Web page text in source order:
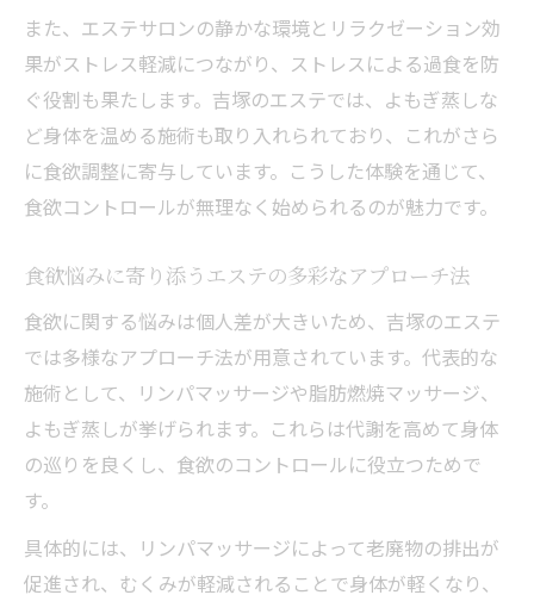
ス効果
食欲管理に役立つエステのカウンセリング
活用法
エステで学ぶ身体と心のセルフケア習慣と
は
食欲が気になるならエステの体質改善術を
の流れ
食欲コントロールに最適なエステの施術内
容とは
エステがサポートする無理のない体質変化
の秘訣
食欲コントロールを目指す人に人気のエス
エステで変わる食生活と体質改善のポイン
また、エステサロンの静かな環境とリラクゼーション効
果がストレス軽減につながり、ストレスによる過食を防
ぐ役割も果たします。吉塚のエステでは、よもぎ蒸しな
ど身体を温める施術も取り入れられており、これがさら
に食欲調整に寄与しています。こうした体験を通じて、
食欲コントロールが無理なく始められるのが魅力です。
食欲悩みに寄り添うエステの多彩なアプローチ法
食欲に関する悩みは個人差が大きいため、吉塚のエステ
では多様なアプローチ法が用意されています。代表的な
施術として、リンパマッサージや脂肪燃焼マッサージ、
よもぎ蒸しが挙げられます。これらは代謝を高めて身体
の巡りを良くし、食欲のコントロールに役立つためで
す。
具体的には、リンパマッサージによって老廃物の排出が
促進され、むくみが軽減されることで身体が軽くなり、